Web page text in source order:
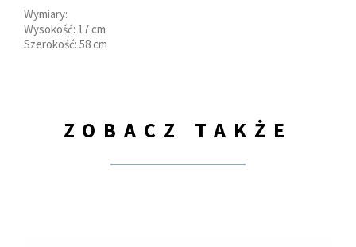
Wymiary:
Wysokość: 17 cm
Szerokość: 58 cm
ZOBACZ TAKŻE